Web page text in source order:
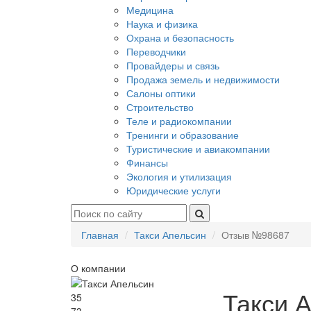
Медицина
Наука и физика
Охрана и безопасность
Переводчики
Провайдеры и связь
Продажа земель и недвижимости
Салоны оптики
Строительство
Теле и радиокомпании
Тренинги и образование
Туристические и авиакомпании
Финансы
Экология и утилизация
Юридические услуги
Главная Такси Апельсин Отзыв №98687
О компании
35
Такси